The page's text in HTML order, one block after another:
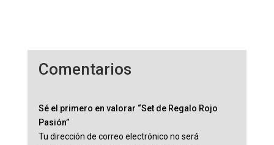
Comentarios
Sé el primero en valorar “Set de Regalo Rojo
Pasión”
Tu dirección de correo electrónico no será